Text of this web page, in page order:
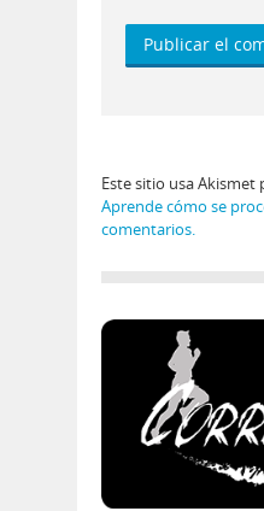
Este sitio usa Akismet
Aprende cómo se
comentarios.